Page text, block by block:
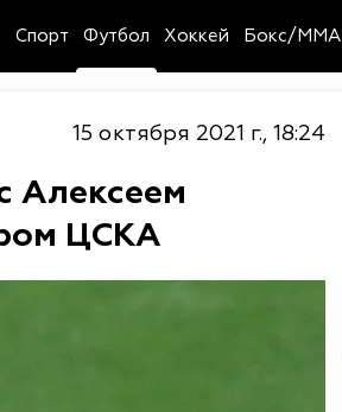
Спорт Футбол Хоккей Бокс/MMA
15 октября 2021 г., 18:24
Алексеем
ЦСКА